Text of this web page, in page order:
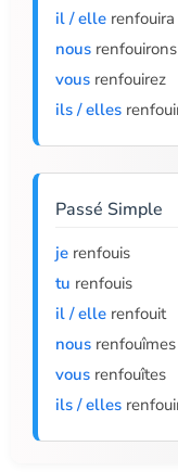
il / elle renfouira
nous renfouirons
vous renfouirez
ils / elles
Passé Simple
je renfouis
tu renfouis
il / elle renfouit
nous renfouîmes
vous renfouîtes
ils / elles